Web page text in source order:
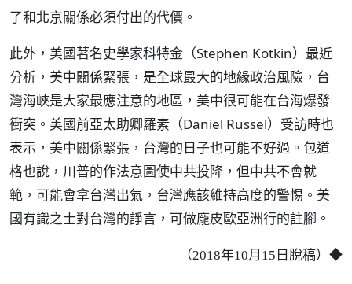
了和北京關係必須付出的代價。
此外，美國著名史學家科特金（Stephen Kotkin）最近
分析，美中關係緊張，是全球最大的地緣政治風險，台
灣海峽是大家最應注意的地區，美中很可能在台海爆發
衝突。美國前亞太助卿羅素（Daniel Russel）受訪時也
表示，美中關係緊張，台灣的日子也可能不好過。包道
格也說，川普的作法意圖使中共投降，但中共不會就
範，可能會拿台灣出氣，台灣應該維持高度的警惕。美
國有識之士對台灣的諍言，可做龐皮歐亞洲行的註腳。
（2018年10月15日脫稿）◆